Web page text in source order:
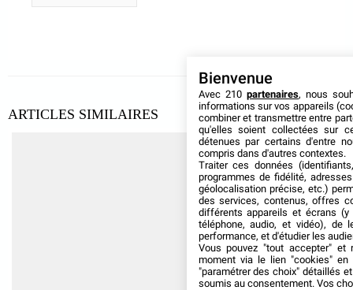
ARTICLES SIMILAIRES
Bienvenue
Avec 210 partenaires, nous
informations sur vos appareils
combiner et transmettre entre
qu'elles soient collectées sur
détenues par certains d'entre
compris dans d'autres contextes.
Traiter ces données
programmes de fidélité,
géolocalisation précise, etc.)
des services, contenus, offres
différents appareils et écrans (y
téléphone, audio, et vidéo), de
performance, et d'étudier les
Vous pouvez "tout accepter" et
moment via le lien "cookies" en
"paramétrer des choix" détaillés
soumis au consentement. Vos